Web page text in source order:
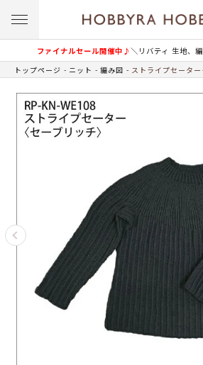
ファイナルセール開催中♪＼リバティ 生地、
トップページ ニット 編み図 ストライプセーター